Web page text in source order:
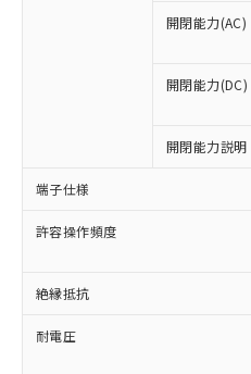
開閉能力(AC)
開閉能力(DC)
開閉能力説明
端子仕様
許容操作頻度
絶縁抵抗
耐電圧
以下の条件をお読み
本サービスは、
商品の当社在庫
(税抜)を提供さ
当社制御機器事
ことをご了承く
在庫状況および
記載している更
タに基づき作成
覧された時点で
準価格とは異な
対応予定なし：EU
非含有に非対応の商
調査・確認中：EU
非含有の対応状況を
非該当品：ライセン
害物質有無と関係のな
仕入先様の事情によ
いたものが、含有品
むを得ず変更するこ
*EU RoHS指令（10物質）：
鉛(Pb) 1000ppm以下、 水
六価クロム(Cr(Ⅵ))
類(PBB) 1000ppm以下、ポ
「○」：最大均質材
基準値以下であること
「×」：最大均質材
基準値を超えているこ
「－」：未確認です
*中国RoHS10物質の基準値
Pb(鉛) :1000ppm、 Hg(水
Cr(Ⅵ)(六価クロム) :
当社は、これら
為替および外国
または国外への
国政府の輸出許
可)を取得する